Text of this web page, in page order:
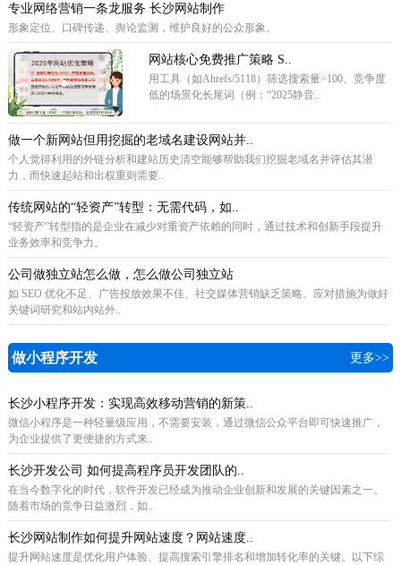
专业网络营销一条龙服务 长沙网站制作
形象定位、口碑传递、舆论监测，维护良好的公众形象。
网站核心免费推广策略 ‌S..
用工具（如Ahrefs/5118）筛选搜索量>100、竞争度
低的场景化长尾词（例：“2025静音..
做一个新网站但用挖掘的老域名建设网站并..
个人觉得利用的外链分析和建站历史清空能够帮助我们挖掘老域名并评估其潜
力，而快速起站和出权重则需要..
传统网站的“轻资产”转型：无需代码，如..
“轻资产”转型指的是企业在减少对重资产依赖的同时，通过技术和创新手段提升
业务效率和竞争力。
公司做独立站怎么做，怎么做公司独立站
如 SEO 优化不足、广告投放效果不佳、社交媒体营销缺乏策略。应对措施为做好
关键词研究和站内站外..
做小程序开发 更多>>
长沙小程序开发：实现高效移动营销的新策..
微信小程序是一种轻量级应用，不需要安装，通过微信公众平台即可快速推广，
为企业提供了更便捷的方式来..
长沙开发公司 如何提高程序员开发团队的..
在当今数字化的时代，软件开发已经成为推动企业创新和发展的关键因素之一。
随着市场的竞争日益激烈，如..
长沙网站制作如何提升网站速度？网站速度..
提升网站速度是优化用户体验、提高搜索引擎排名和增加转化率的关键。以下综